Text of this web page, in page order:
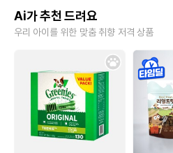
Ai가 추천 드려요
우리 아이를 위한 맞춤 취향 저격 상품